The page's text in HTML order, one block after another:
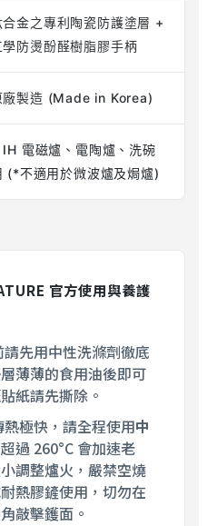
金之專利陶瓷防護塗層 +
學防燙酚醛樹脂膠手柄
廠製造 (Made in Korea)
IH 電磁爐、電陶爐、洗碗
(*不適用於微波爐及焗爐)
官方使用與養護
先用中性洗滌劑徹底
薄薄的食用油後即可
紙請先撕除。
極快，請全程使用中
超過 260°C 會加速老
調整爐火，嚴禁空燒
熱膠鏟使用，切勿在
敲擊鑊面。